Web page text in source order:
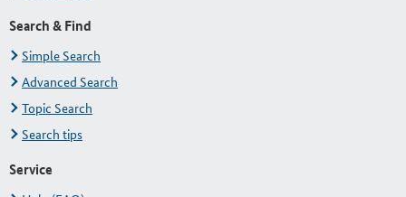
Search & Find
Simple Search
Advanced Search
Topic Search
Search tips
Service